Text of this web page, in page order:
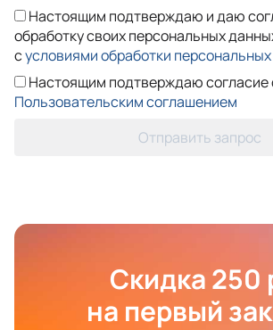
Настоящим подтверждаю и даю
обработку своих персональных
сусловиями обработки
Настоящим подтверждаю согласие
Пользовательским соглашением
Отправить запрос
Скидка 250
на первый